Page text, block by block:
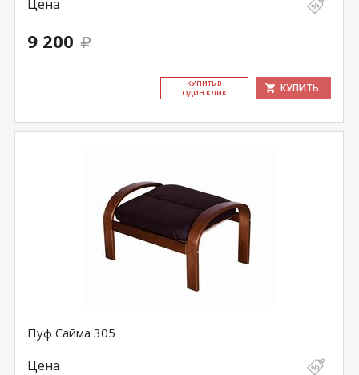
Цена
9 200
КУ­ПИТЬ В
ОДИН КЛИК
КУПИТЬ
Пуф Сайма 305
Цена